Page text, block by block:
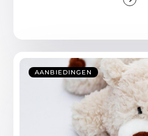
AANBIEDINGEN